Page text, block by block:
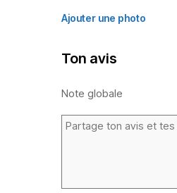
Ajouter une photo
Ton avis
Note globale